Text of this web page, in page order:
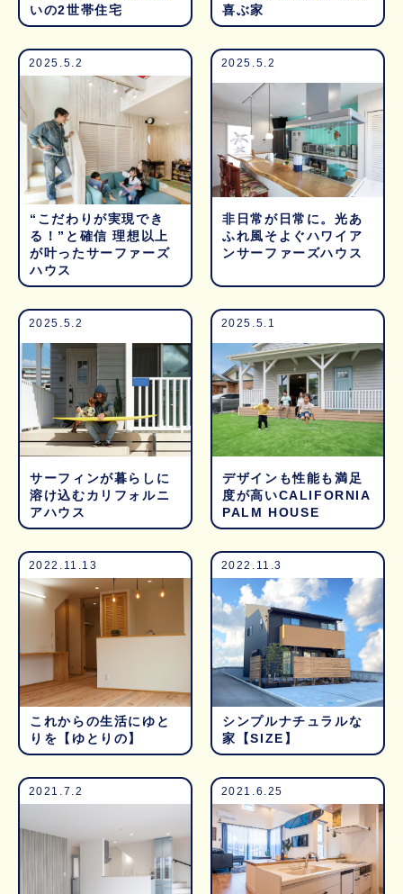
いの2世帯住宅
喜ぶ家
2025.5.2
“こだわりが実現でき
る！”と確信 理想以上
が叶ったサーファーズ
ハウス
2025.5.2
非日常が日常に。光あ
ふれ風そよぐハワイア
ンサーファーズハウス
2025.5.2
サーフィンが暮らしに
溶け込むカリフォルニ
アハウス
2025.5.1
デザインも性能も満足
度が高いCALIFORNIA
PALM HOUSE
2022.11.13
これからの生活にゆと
りを【ゆとりの】
2022.11.3
シンプルナチュラルな
家【SIZE】
2021.7.2 2021.6.25